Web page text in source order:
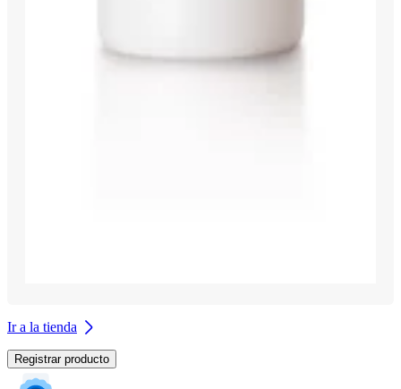
Ir a la tienda
Registrar producto